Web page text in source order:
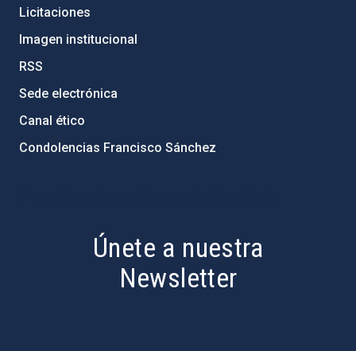
Licitaciones
Imagen institucional
RSS
Sede electrónica
Canal ético
Condolencias Francisco Sánchez
Únete a nuestra
Newsletter